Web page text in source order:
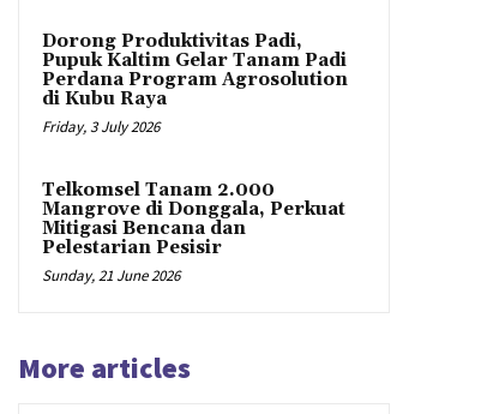
Dorong Produktivitas Padi,
Pupuk Kaltim Gelar Tanam Padi
Perdana Program Agrosolution
di Kubu Raya
Friday, 3 July 2026
Telkomsel Tanam 2.000
Mangrove di Donggala, Perkuat
Mitigasi Bencana dan
Pelestarian Pesisir
Sunday, 21 June 2026
More articles